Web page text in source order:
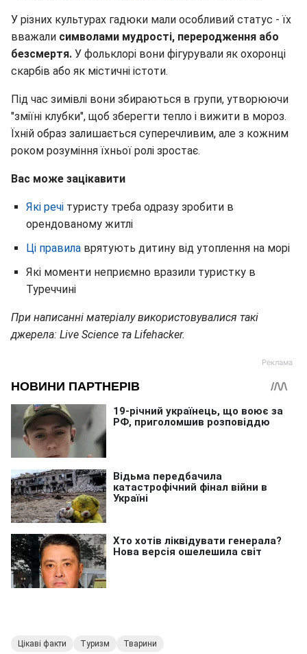
У різних культурах гадюки мали особливий статус - їх
вважали символами мудрості, переродження або
безсмертя. У фольклорі вони фігурували як охоронці
скарбів або як містичні істоти.
Під час зимівлі вони збираються в групи, утворюючи
"зміїні клубки", щоб зберегти тепло і вижити в мороз.
Їхній образ залишається суперечливим, але з кожним
роком розуміння їхньої ролі зростає.
Вас може зацікавити
Які речі туристу треба одразу зробити в
орендованому житлі
Ці правила врятують дитину від утоплення на морі
Які моменти неприємно вразили туристку в
Туреччині
При написанні матеріалу використовувалися такі
джерела: Live Science та Lifehacker.
Цікаві факти Туризм Тварини